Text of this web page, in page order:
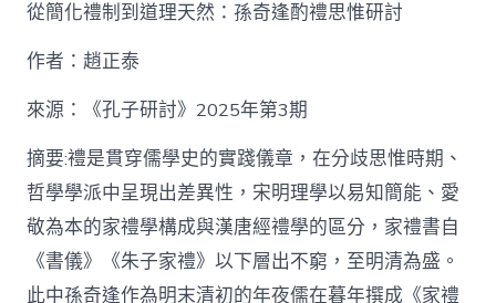
找
空
間】
從
簡
化
禮
制
從簡化禮制到道理天然：孫奇逢酌禮思惟研討
作者：趙正泰
來源：《孔子研討》2025年第3期
摘要:禮是貫穿儒學史的實踐儀章，在分歧思惟時期、
哲學學派中呈現出差異性，宋明理學以易知簡能、愛
敬為本的家禮學構成與漢唐經禮學的區分，家禮書自
《書儀》《朱子家禮》以下層出不窮，至明清為盛。
此中孫奇逢作為明末清初的年夜儒在暮年撰成《家禮